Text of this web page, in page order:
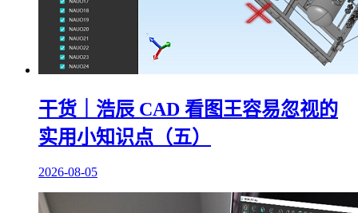
干货｜浩辰 CAD 看图王容易忽视的
实用小知识点（五）
2026-08-05